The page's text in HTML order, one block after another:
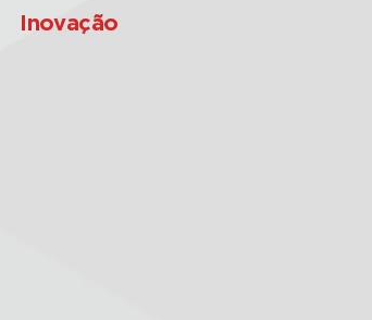
Inovação